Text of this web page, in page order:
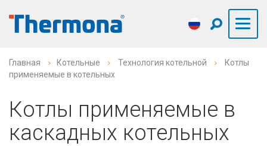
Главная Котельныe Технология котельной
Котлы
применяемые в котельных
Котлы применяемые в
каскадных котельных